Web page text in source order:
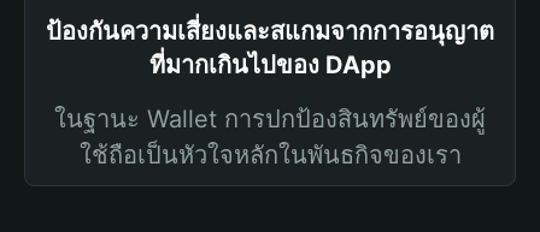
ป้องกันความเสี่ยงและสแกมจากการอนุญาต
ที่มากเกินไปของ DApp
ในฐานะ Wallet การปกป้องสินทรัพย์ของผู้
ใช้ถือเป็นหัวใจหลักในพันธกิจของเรา